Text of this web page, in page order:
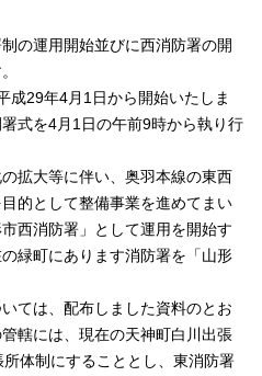
の運用開始並びに西消防署の開
成29年4月1日から開始いたしま
式を4月1日の午前9時から執り行
拡大等に伴い、奥羽本線の東西
的として整備事業を進めてまい
西消防署」として運用を開始す
緑町にあります消防署を「山形
ては、配布しました資料のとお
轄には、現在の天神町白川出張
体制にすることとし、東消防署